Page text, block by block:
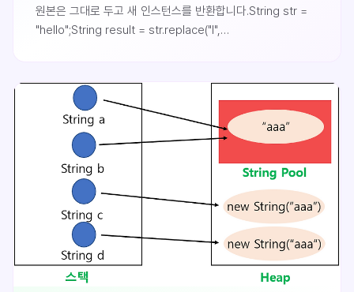
원본은 그대로 두고 새 인스턴스를 반환합니다.String str =
"hello";String result = str.replace("l",
반환됨"수정"처럼 보이는 연산도 사실은 새 객체를 만드는
것입니다. Integer, Long 같은 래퍼 클래스와 LocalDate,
Local..